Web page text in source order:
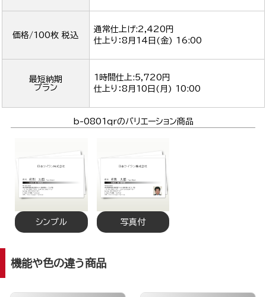
価格/100枚 税込
通常仕上げ:2,420円
仕上り：8月14日(金) 16:00
最短納期
プラン
1時間仕上:5,720円
仕上り：8月10日(月) 10:00
b-0801qrのバリエーション商品
シンプル 写真付
機能や色の違う商品